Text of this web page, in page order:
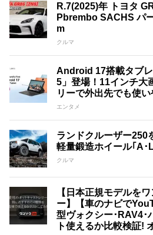
R.7(2025)年 トヨタ
Pbrembo SACHS パ
m
クルマ
Android 17搭載タブ
5」登場！11インチ大
リーで外出先でも使
エンタメ
ランドクルーザー250
軽量鍛造ホイール｢A･
クルマ
【日本正規モデルを
ー】【車のナビで
型ヴォクシー･RAV4･
ト使えるか比較検証!